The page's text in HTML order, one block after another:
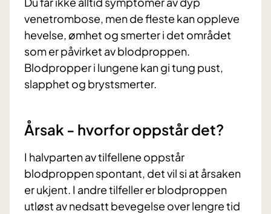
venetrombose, men de fleste kan oppleve
hevelse, ømhet og smerter i det området
som er påvirket av blodproppen.
Blodpropper i lungene kan gi tung pust,
slapphet og brystsmerter.
Årsak - hvorfor oppstår det?
I halvparten av tilfellene oppstår
blodproppen spontant, det vil si at årsaken
er ukjent. I andre tilfeller er blodproppen
utløst av nedsatt bevegelse over lengre tid